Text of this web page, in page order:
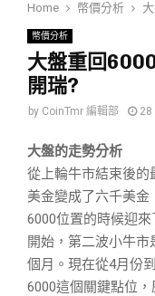
Home 幣價分析
幣價分析
大盤重回
開瑞?
by CoinTmr 編輯部 28
大盤的走勢分析
從上輪牛市結束後的
美金變成了六千美金
6000位置的時候迎
開始，第二波小牛
個月。現在從4月份
6000這個關鍵點位